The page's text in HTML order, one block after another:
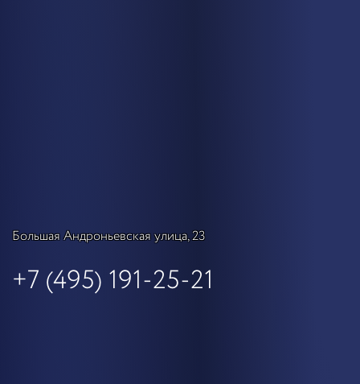
Большая Андроньевская улица, 23
+7 (495) 191-25-21